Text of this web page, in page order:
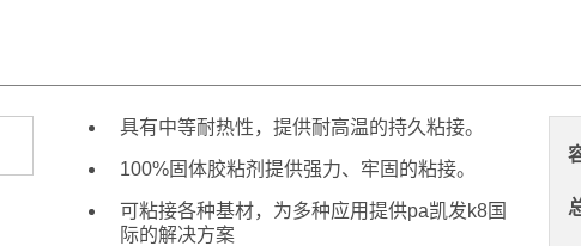
具有中等耐热性，提供耐高温的持久粘接。
100%固体胶粘剂提供强力、牢固的粘接。
可粘接各种基材，为多种应用提供pa凯发k8国
际的解决方案